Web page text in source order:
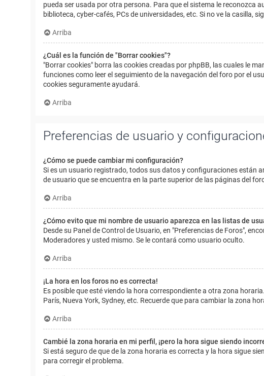
pueda ser usada por otra persona. Para que el sistema le reconozca
biblioteca, cyber-cafés, PCs de universidades, etc. Si no ve la casilla,
Arriba
¿Cuál es la función de "Borrar cookies"?
"Borrar cookies" borra las cookies creadas por phpBB, las cuales le
funciones como leer el seguimiento de la navegación del foro por el
cookies seguramente ayudará.
Arriba
Preferencias de usuario y
¿Cómo se puede cambiar mi configuración?
Si es un usuario registrado, todos sus datos y configuraciones están
de usuario que se encuentra en la parte superior de las páginas del
Arriba
¿Cómo evito que mi nombre de usuario aparezca en las listas de
Desde su Panel de Control de Usuario, en "Preferencias de Foros",
Moderadores y usted mismo. Se le contará como usuario oculto.
Arriba
¡La hora en los foros no es correcta!
Es posible que esté viendo la hora correspondiente a otra zona
París, Nueva York, Sydney, etc. Recuerde que para cambiar la zona
Arriba
Cambié la zona horaria en mi perfil, ¡pero la hora sigue siendo
Si está seguro de que de la zona horaria es correcta y la hora sigue
para corregir el problema.